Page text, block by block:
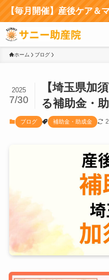
開催】産後ケア＆マタニ
ホーム ブログ
【埼玉県加
る補助金・
2025
7/30
ブログ 補助金・助成金